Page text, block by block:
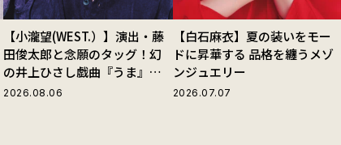
【小瀧望(WEST.）】演出・藤
田俊太郎と念願のタッグ！幻
の井上ひさし戯曲『うま』で
演じる“爽快な悪人”の魅力と
2026.08.06
【白石麻衣】夏の装いをモー
ドに昇華する 品格を纏うメゾ
ンジュエリー
2026.07.07